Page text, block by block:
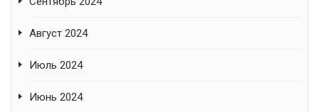
Август 2024
Июль 2024
Июнь 2024